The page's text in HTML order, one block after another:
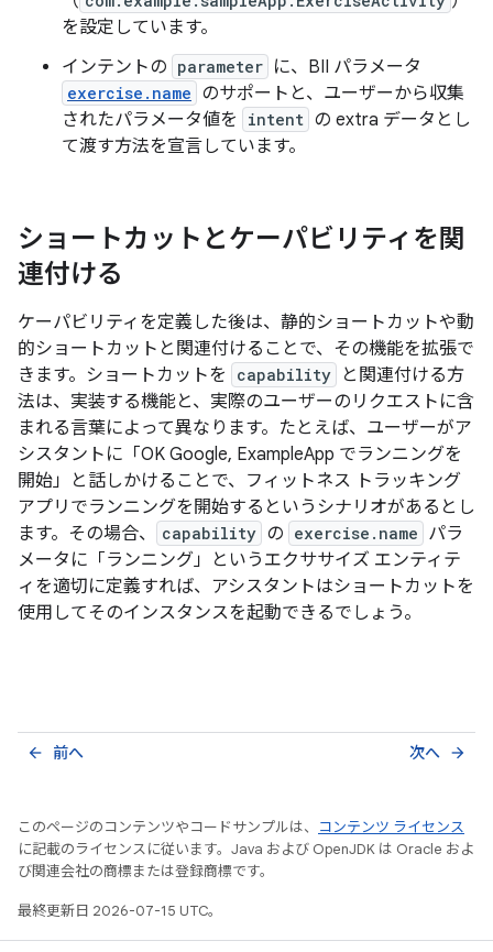
を設定しています。
インテントの parameter に、BII パラメータ
exercise.name のサポートと、ユーザーから収集
されたパラメータ値を
intent の extra データとし
て渡す方法を宣言しています。
ショートカットとケーパビリティを関
連付ける
ケーパビリティを定義した後は、静的ショートカットや動
的ショートカットと関連付けることで、その機能を拡張で
きます。ショートカットを
capability
と関連付ける方
法は、実装する機能と、実際のユーザーのリクエストに含
まれる言葉によって異なります。たとえば、ユーザーがア
シスタントに「OK Google, ExampleApp でランニングを
開始」
と話しかけることで、フィットネス トラッキング
アプリでランニングを開始するというシナリオがあるとし
ます。その場合、
capability の exercise.name パラ
メータに「ランニング」というエクササイズ エンティテ
ィを適切に定義すれば、アシスタントはショートカットを
使用してそのインスタンスを起動できるでしょう。
前へ
arrow_back 次へ arrow_forward
このページのコンテンツやコードサンプルは、
コンテンツ ライセンス
に記載のライセンスに従います。Java および OpenJDK は Oracle およ
び関連会社の商標または登録商標です。
最終更新日 2026-07-15 UTC。